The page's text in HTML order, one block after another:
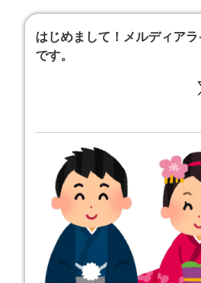
はじめまして！メルディアラ
です。